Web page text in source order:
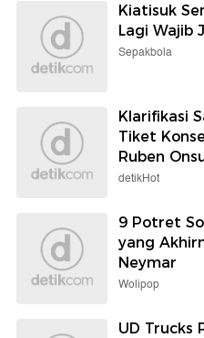
Kiatisuk
Lagi Wajib
Sepakbola
Klarifikasi
Tiket
Ruben
detikHot
9 Potret
yang
Neymar
Wolipop
UD Trucks